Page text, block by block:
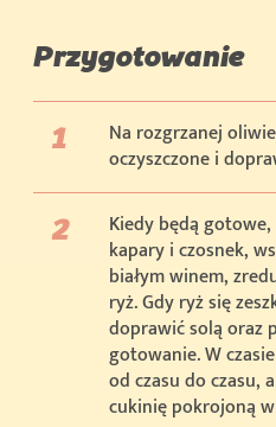
Przygotowanie
Na rozgrzanej
oczyszczone i
Kiedy będą
kapary i czosnek,
białym winem,
ryż. Gdy ryż się
doprawić solą oraz
gotowanie. W
od czasu do czasu,
cukinię pokrojoną